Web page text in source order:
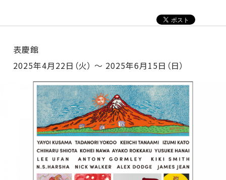
表慶館
2025年4月22日（火） ～ 2025年6月15日（日）